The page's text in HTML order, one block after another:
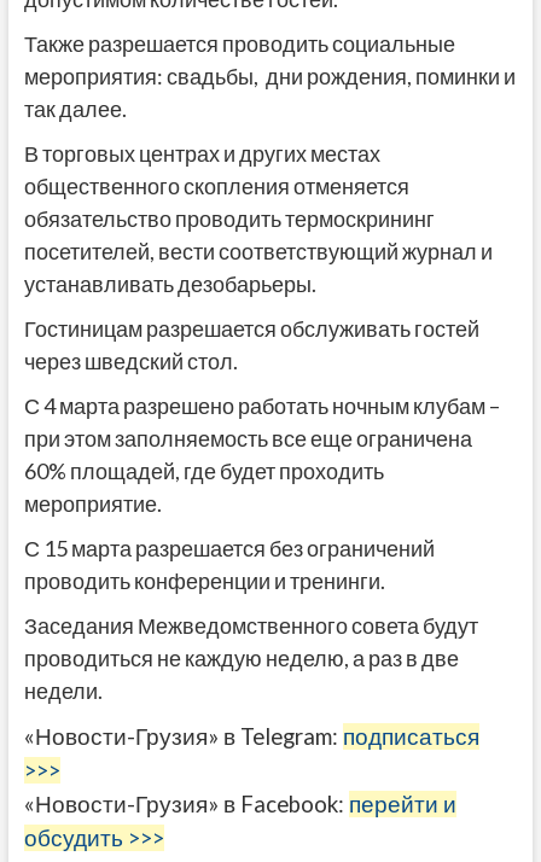
Также разрешается проводить социальные
мероприятия: свадьбы, дни рождения, поминки и
так далее.
В торговых центрах и других местах
общественного скопления отменяется
обязательство проводить термоскрининг
посетителей, вести соответствующий журнал и
устанавливать дезобарьеры.
Гостиницам разрешается обслуживать гостей
через шведский стол.
С 4 марта разрешено работать ночным клубам –
при этом заполняемость все еще ограничена
60% площадей, где будет проходить
мероприятие.
С 15 марта разрешается без ограничений
проводить конференции и тренинги.
Заседания Межведомственного совета будут
проводиться не каждую неделю, а раз в две
недели.
«Новости-Грузия» в Telegram: подписаться
>>>
«Новости-Грузия» в Facebook: перейти и
обсудить >>>